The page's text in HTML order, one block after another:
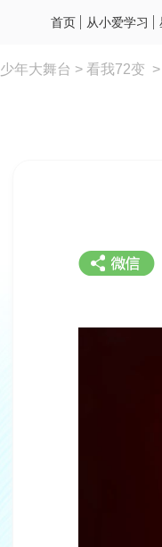
首页 从小爱学习
少年大舞台 > 看我72变 >